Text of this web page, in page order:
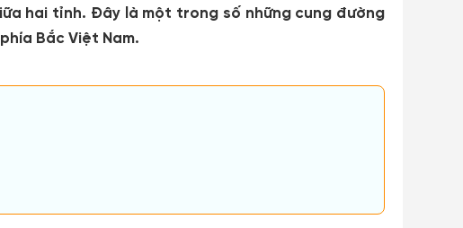
hai tỉnh. Đây là một trong số những cung đường
Bắc Việt Nam.